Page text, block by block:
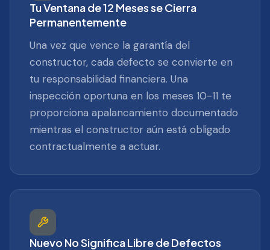
Tu Ventana de 12 Meses se Cierra
Permanentemente
Una vez que vence la garantía del
constructor, cada defecto se convierte en
tu responsabilidad financiera. Una
inspección oportuna en los meses 10-11 te
proporciona apalancamiento documentado
mientras el constructor aún está obligado
contractualmente a actuar.
Nuevo No Significa Libre de Defectos